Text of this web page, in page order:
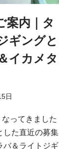
案内｜タ
ギングと
イカメタ
日
ってきました
た直近の募集
バ＆ライトジギ